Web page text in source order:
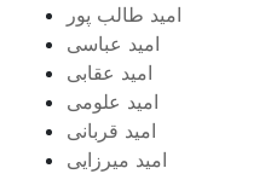
امید طالب پور
امید عباسی
امید عقابی
امید علومی
امید قربانی
امید میرزایی